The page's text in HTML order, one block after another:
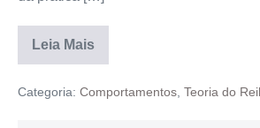
Leia Mais
Categoria: Comportamentos Teoria do